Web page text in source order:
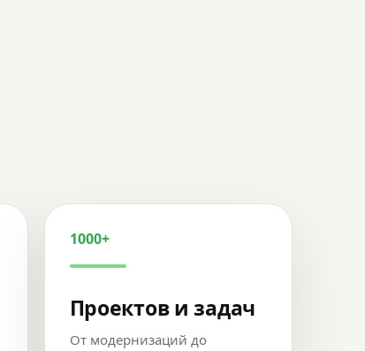
1000+
Проектов и задач
От модернизаций до